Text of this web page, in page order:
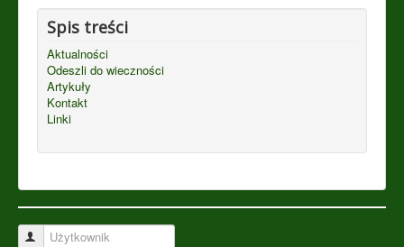
Spis treści
Aktualności
Odeszli do wieczności
Artykuły
Kontakt
Linki
Użytkownik